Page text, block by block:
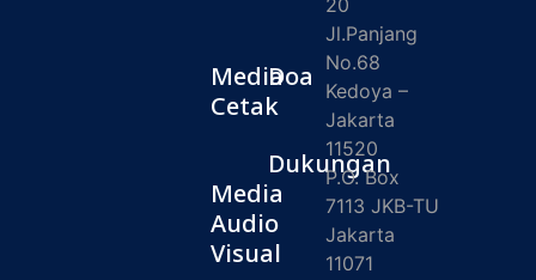
Media
Cetak
Media
Audio
Visual
Doa
Dukungan
Jl.Panjang
No.68
Kedoya –
Jakarta
11520
P.O. Box
7113 JKB-TU
Jakarta
11071